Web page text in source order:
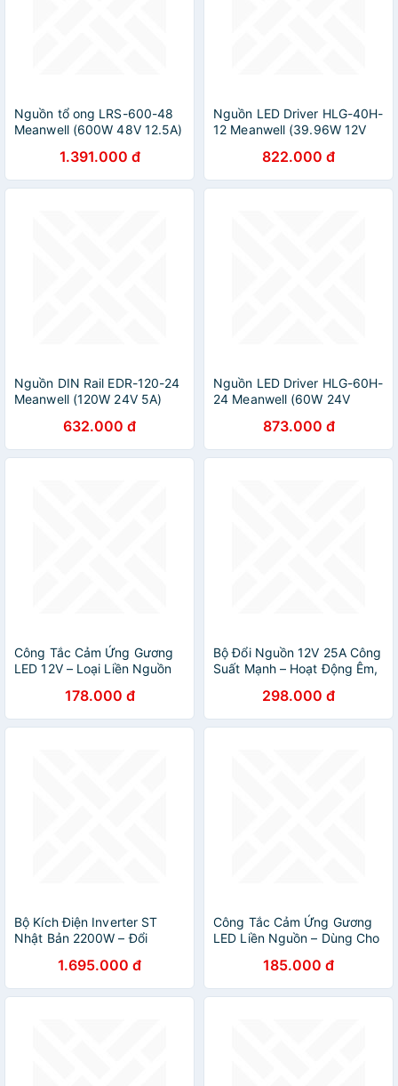
Nguồn tổ ong LRS-600-48
Meanwell (600W 48V 12.5A)
1.391.000 đ
Nguồn LED Driver HLG-40H-
12 Meanwell (39.96W 12V
822.000 đ
Nguồn DIN Rail EDR-120-24
Meanwell (120W 24V 5A)
632.000 đ
Nguồn LED Driver HLG-60H-
24 Meanwell (60W 24V
873.000 đ
Công Tắc Cảm Ứng Gương
LED 12V – Loại Liền Nguồn
178.000 đ
Bộ Đổi Nguồn 12V 25A Công
Suất Mạnh – Hoạt Động Êm,
298.000 đ
Bộ Kích Điện Inverter ST
Nhật Bản 2200W – Đổi
Siêu Bền1.695.000 đ
Công Tắc Cảm Ứng Gương
LED Liền Nguồn – Dùng Cho
185.000 đ